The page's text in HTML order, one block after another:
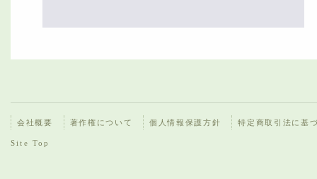
会社概要 著作権について 個人情報保護方針 特定商取引法に基
Site Top